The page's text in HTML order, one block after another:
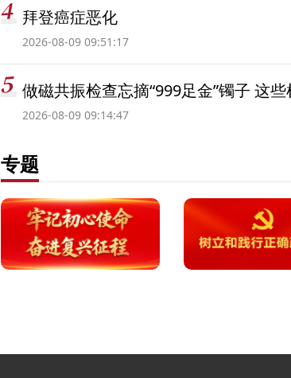
拜登癌症恶化
2026-08-09 09:51:17
做磁共振检查忘摘“999足金”镯子 这
2026-08-09 09:14:47
专题